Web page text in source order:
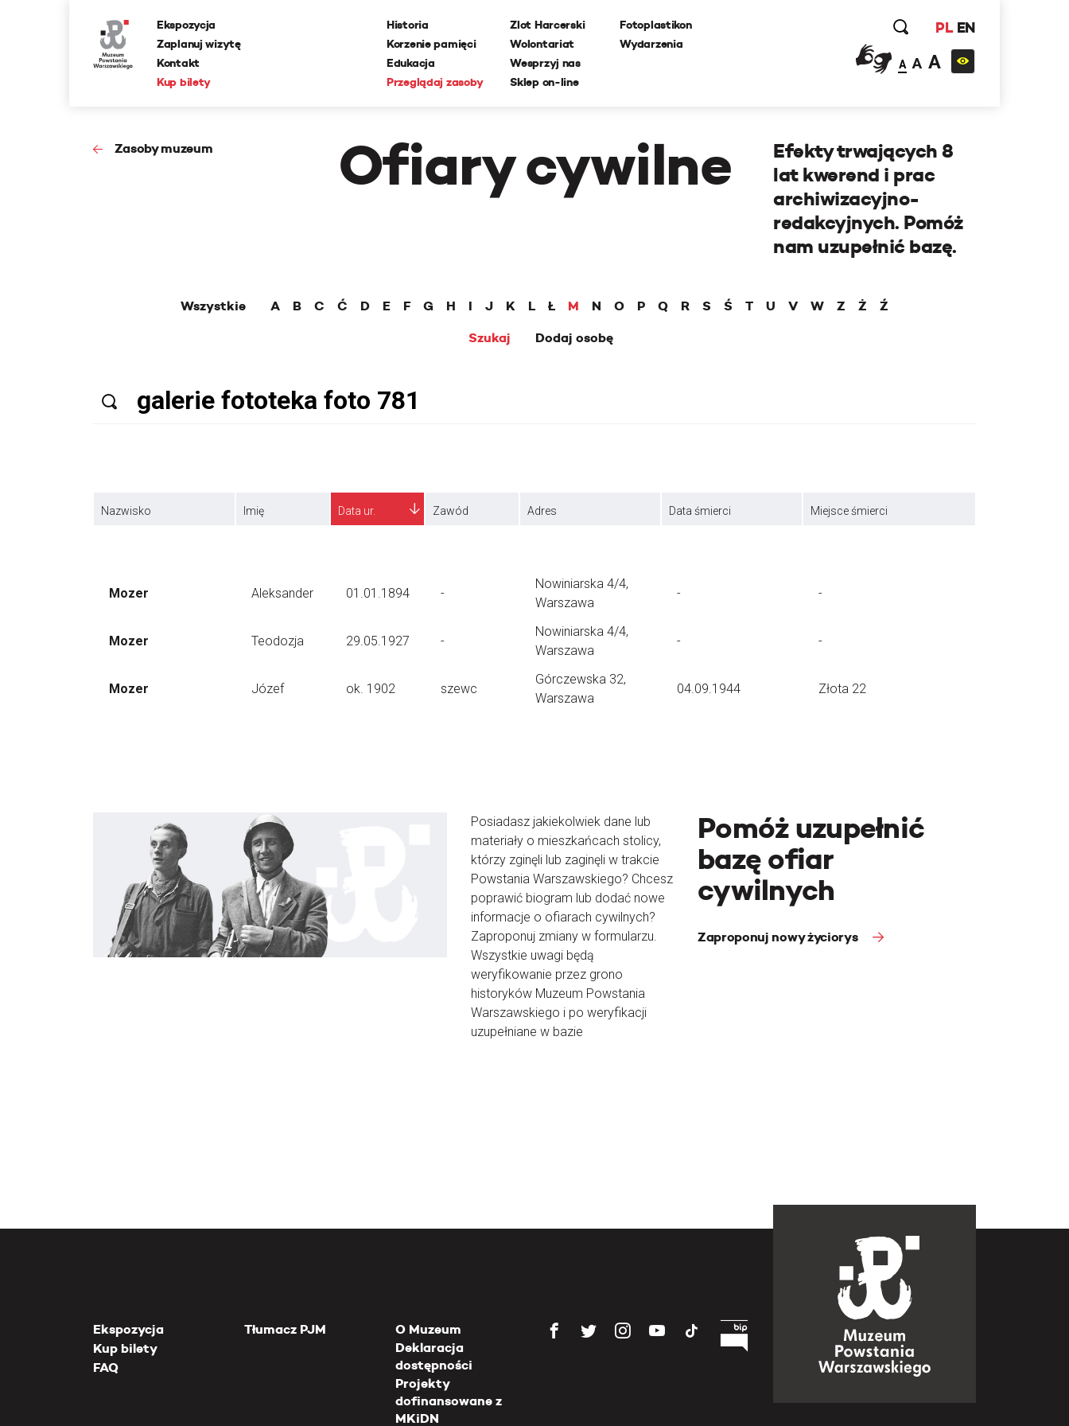
Ekspozycja
Zaplanuj wizytę
Kontakt
Kup bilety
Historia
Korzenie pamięci
Edukacja
Przeglądaj zasoby
Zlot Harcerski
Wolontariat
Wesprzyj nas
Sklep on-line
Fotoplastikon
Wydarzenia
PL EN
A A A
Zasoby muzeum Ofiary cywilne
Efekty trwających 8
lat kwerend i prac
archiwizacyjno-
redakcyjnych. Pomóż
nam uzupełnić bazę.
Wszystkie A B C Ć D E F G H I J K L Ł M N O P Q R S Ś T U V W Z Ż
Ź
Szukaj
Dodaj osobę
Nazwisko Imię Data ur. Zawód Adres Data śmierci Miejsce śmierci
Mozer Aleksander 01.01.1894 -
Nowiniarska 4/4,
Warszawa
- -
Mozer Teodozja 29.05.1927 -
Nowiniarska 4/4,
Warszawa
- -
Mozer Józef ok. 1902 szewc
Górczewska 32,
Warszawa
04.09.1944 Złota 22
Posiadasz jakiekolwiek dane lub
materiały o mieszkańcach stolicy,
którzy zginęli lub zaginęli w trakcie
Powstania Warszawskiego? Chcesz
poprawić biogram lub dodać nowe
informacje o ofiarach cywilnych?
Zaproponuj zmiany w formularzu.
Wszystkie uwagi będą
weryfikowanie przez grono
historyków Muzeum Powstania
Warszawskiego i po weryfikacji
uzupełniane w bazie
Pomóż uzupełnić
bazę ofiar
cywilnych
Zaproponuj nowy życiorys
Ekspozycja
Kup bilety
FAQ
Tłumacz PJM
O Muzeum
Deklaracja
dostępności
Projekty
dofinansowane z
MKiDN